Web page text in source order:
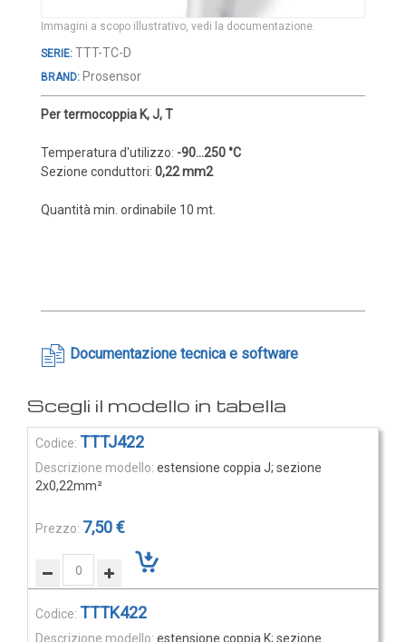
Immagini a scopo illustrativo, vedi la documentazione.
Vai
all'inizio
galleria
immagini
TTT-TC-D
BRAND: Prosensor
Per termocoppia K, J, T
Temperatura d'utilizzo: -90...250 °C
Sezione conduttori: 0,22 mm2
Quantità min. ordinabile 10 mt.
Documentazione tecnica e software
Elementi
raggruppati
TTTJ422
estensione coppia J; sezione
2x0,22mm²
7,50 €
TTTK422
estensione coppia K; sezione
Pozzetti termometrici
Raccordi, Flange e Ganci
Teste di connessione
Connettori e Cavi
Sonde umidità per canale
Igrostati e Termoigrostati
Igrostati ambiente
Strumenti portatili
Termo-igrometri ambiente
Strumenti di misura per materiali
Accessori e Ricambi